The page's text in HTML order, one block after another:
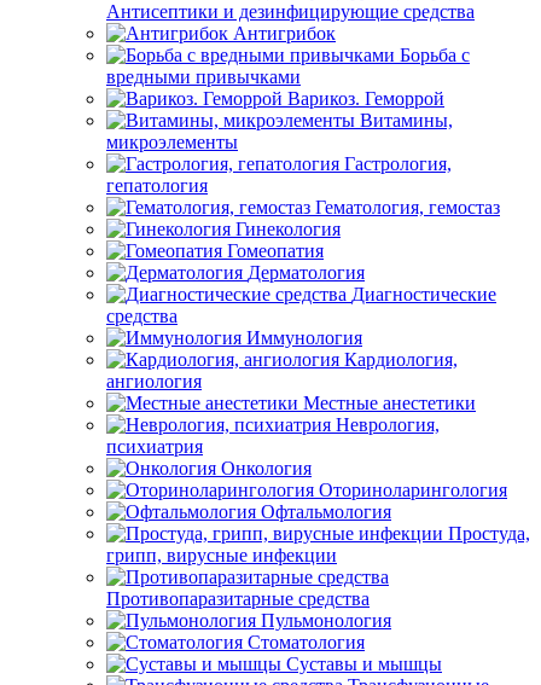
Антисептики и дезинфицирующие средства
Антигрибок
Борьба с
вредными привычками
Варикоз. Геморрой
Витамины,
микроэлементы
Гастрология,
гепатология
Гематология, гемостаз
Гинекология
Гомеопатия
Дерматология
Диагностические
средства
Иммунология
Кардиология,
ангиология
Местные анестетики
Неврология,
психиатрия
Онкология
Оториноларингология
Офтальмология
Простуда,
грипп, вирусные инфекции
Противопаразитарные средства
Пульмонология
Стоматология
Суставы и мышцы